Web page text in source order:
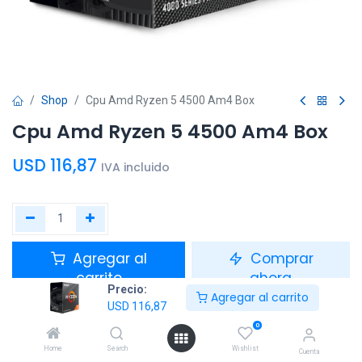
Precio:
USD 116,87
Agregar al carrito
Home Search
0
Wishlist Cuenta
Shop Cpu Amd Ryzen 5 4500 Am4 Box
Cpu Amd Ryzen 5 4500 Am4 Box
USD 116,87 IVA incluido
Agregar al
carrito
Comprar
ahora
Agregar a la lista de deseos